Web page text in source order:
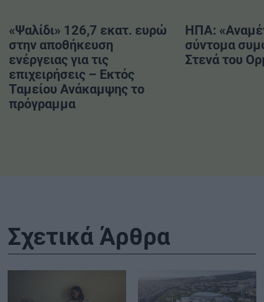
«Ψαλίδι» 126,7 εκατ. ευρώ
στην αποθήκευση
ενέργειας για τις
επιχειρήσεις – Εκτός
Ταμείου Ανάκαμψης το
πρόγραμμα
ΗΠΑ:
σύντομα
Στενά του
Σχετικά Άρθρα